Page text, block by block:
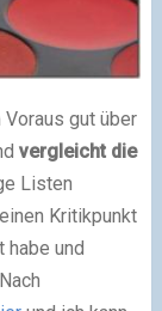
gut über
vergleicht die
Listen
Kritikpunkt
habe und